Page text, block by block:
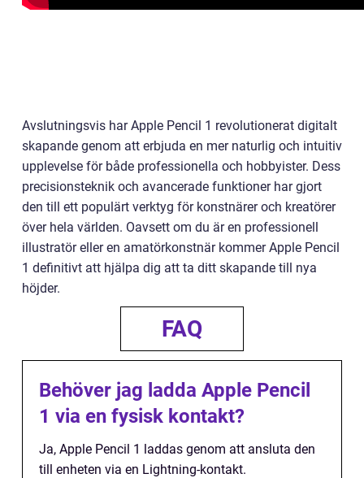
Avslutningsvis har Apple Pencil 1 revolutionerat digitalt
skapande genom att erbjuda en mer naturlig och intuitiv
upplevelse för både professionella och hobbyister. Dess
precisionsteknik och avancerade funktioner har gjort
den till ett populärt verktyg för konstnärer och kreatörer
över hela världen. Oavsett om du är en professionell
illustratör eller en amatörkonstnär kommer Apple Pencil
1 definitivt att hjälpa dig att ta ditt skapande till nya
höjder.
FAQ
Behöver jag ladda Apple Pencil
1 via en fysisk kontakt?
Ja, Apple Pencil 1 laddas genom att ansluta den
till enheten via en Lightning-kontakt.